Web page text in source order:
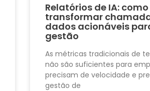
Relatórios de IA: como
transformar
dados acionáveis
gestão
As métricas tradicionais de
não são suficientes para
precisam de velocidade e
gestão de